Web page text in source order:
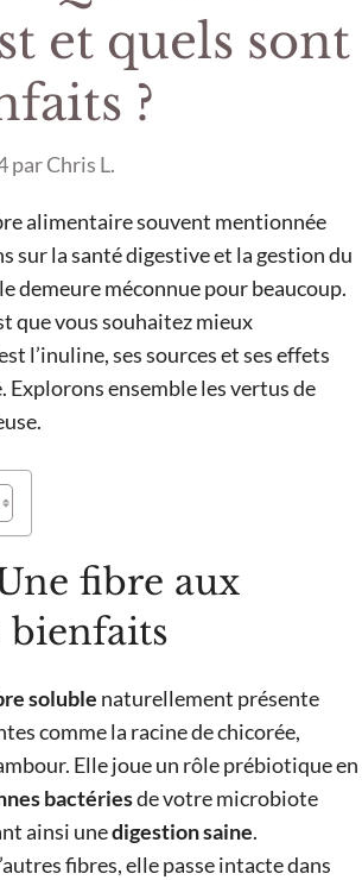
et quels sont
?
parChris L.
alimentaire souvent mentionnée
sur la santé digestive et la gestion du
demeure méconnue pour beaucoup.
que vous souhaitez mieux
l’inuline, ses sources et ses effets
ensemble les vertus de
fibre aux
soluble naturellement présente
comme la racine de chicorée,
Elle joue un rôle prébiotique en
bactériesde votre microbiote
ainsi unedigestion saine.
fibres, elle passe intacte dans